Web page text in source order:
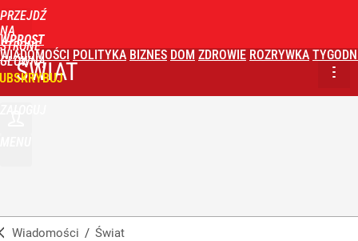
PRZEJDŹ
NA
STRONĘ
GŁÓWNĄ
WPROST
WIADOMOŚCI POLITYKA BIZNES DOM ZDROWIE ROZRYWKA
ŚWIAT
Wiadomości / Świat